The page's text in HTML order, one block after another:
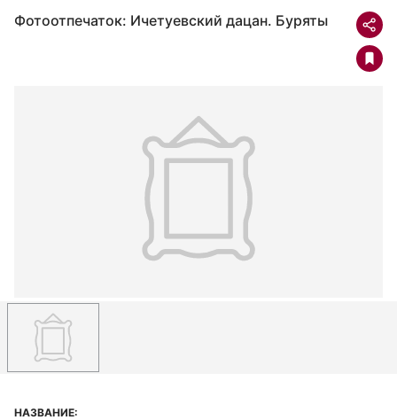
Фотоотпечаток: Ичетуевский дацан. Буряты
НАЗВАНИЕ: